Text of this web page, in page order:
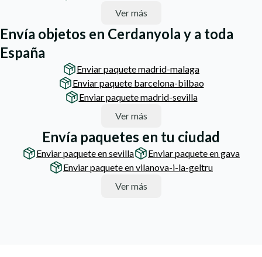
Ver más
Envía objetos en Cerdanyola y a toda
España
Enviar paquete madrid-malaga
Enviar paquete barcelona-bilbao
Enviar paquete madrid-sevilla
Ver más
Envía paquetes en tu ciudad
Enviar paquete en sevilla
Enviar paquete en gava
Enviar paquete en vilanova-i-la-geltru
Ver más